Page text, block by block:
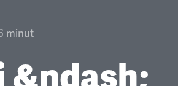
minut
&ndash;